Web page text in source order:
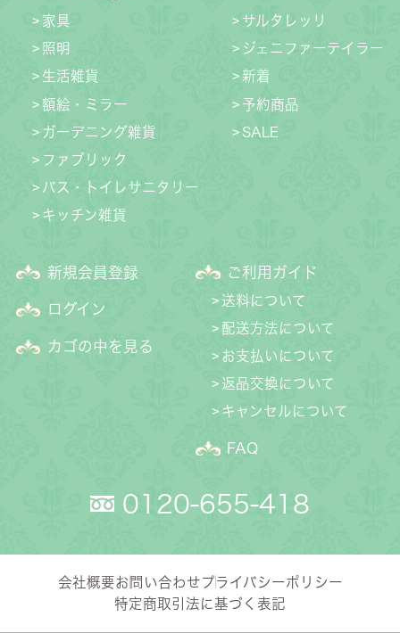
家具
照明
生活雑貨
額絵・ミラー
ガーデニング雑貨
ファブリック
バス・トイレサニタリー
キッチン雑貨
サルタレッリ
ジェニファーテイラー
新着
予約商品
SALE
新規会員登録
ログイン
カゴの中を見る
ご利用ガイド
送料について
配送方法について
お支払いについて
返品交換について
キャンセルについて
FAQ
0120-655-418
会社概要お問い合わせプライバシーポリシー
特定商取引法に基づく表記